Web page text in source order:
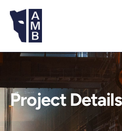
Project Details